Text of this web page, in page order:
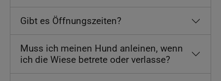
Gibt es Öffnungszeiten?
Muss ich meinen Hund anleinen, wenn
ich die Wiese betrete oder verlasse?